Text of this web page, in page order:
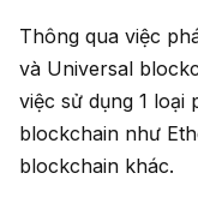
Thông qua việc
và Universal
việc sử dụng 1 loại
blockchain như
blockchain khác.